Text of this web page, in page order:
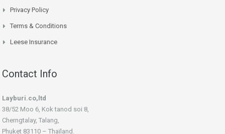
Privacy Policy
Terms & Conditions
Leese Insurance
Contact Info
Layburi.co,ltd
38/52 Moo 6, Kok tanod soi 8,
Cherngtalay, Talang,
Phuket 83110 – Thaïland.